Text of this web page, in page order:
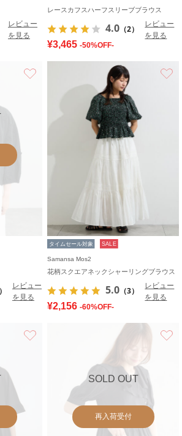
レビュー
を見る
レースカフスハーフスリーブブラウス
4.0 （2）
レビュー
を見る
¥3,465 -50%OFF-
レビュー
を見る
タイムセール対象 SALE
Samansa Mos2
花柄スクエアネックシャーリングブラウス
5.0 （3）
レビュー
を見る
¥2,156 -60%OFF-
SOLD OUT
再入荷受付